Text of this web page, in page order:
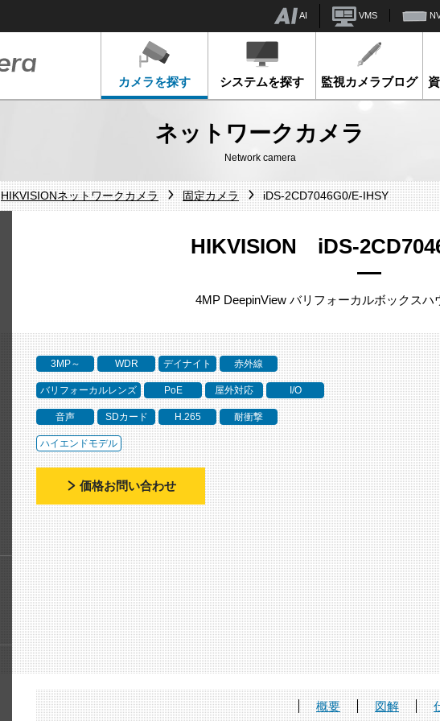
AI VMS
カメラを探す システムを探す 監視カメラブログ
ネットワークカメラ
Network camera
HIKVISIONネットワークカメラ 固定カメラ iDS-2CD7046G0/E-IHSY
HIKVISION iDS-
4MP DeepinView バリフォーカルボックスハ
3MP～ WDR デイナイト 赤外線
バリフォーカルレンズ PoE 屋外対応 I/O
音声 SDカード H.265 耐衝撃
ハイエンドモデル
価格お問い合わせ
概要 図解